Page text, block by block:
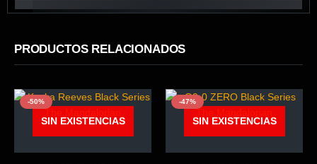
PRODUCTOS RELACIONADOS
-50%
SIN EXISTENCIAS
-47%
SIN EXISTENCIAS